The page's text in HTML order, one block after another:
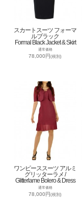
スカートスーツ フォーマ
ルブラック
Formal Black Jacket & Skirt
通常価格
78,000円(税別)
ワンピーススーツ アルミ
グリッターラメ /
Glitterlame Bolero & Dress
通常価格
78,000円(税別)